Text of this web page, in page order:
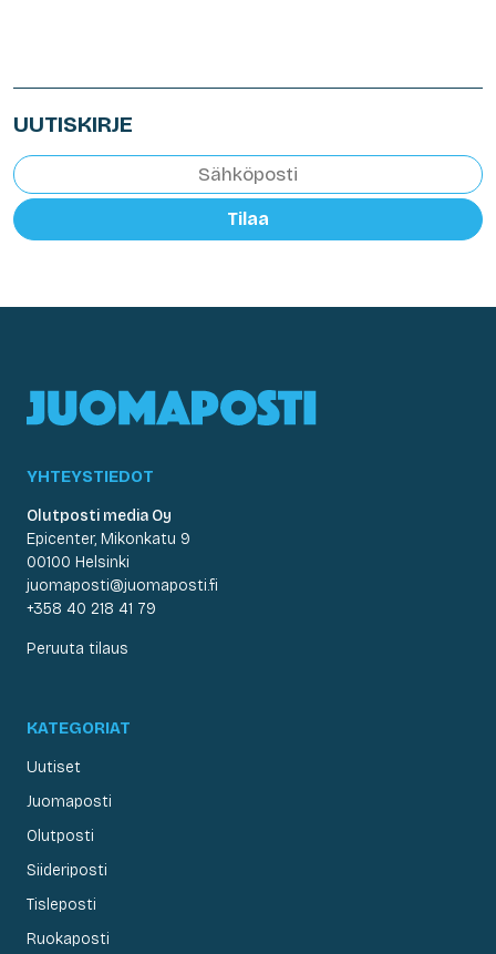
UUTISKIRJE
Tilaa
YHTEYSTIEDOT
Olutposti media Oy
Epicenter, Mikonkatu 9
00100 Helsinki
juomaposti@juomaposti.fi
+358 40 218 41 79
Peruuta tilaus
KATEGORIAT
Uutiset
Juomaposti
Olutposti
Siideriposti
Tisleposti
Ruokaposti